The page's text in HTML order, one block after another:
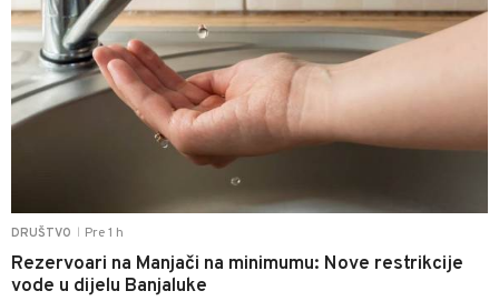
DRUŠTVO Pre 1 h
Rezervoari na Manjači na minimumu: Nove restrikcije
vode u dijelu Banjaluke